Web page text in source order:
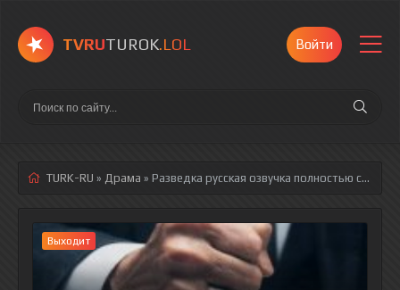
TVRUTUROK.LOL Войти
TURK-RU » Драма » Разведка русская озвучка полностью смотреть онлайн!
Выходит